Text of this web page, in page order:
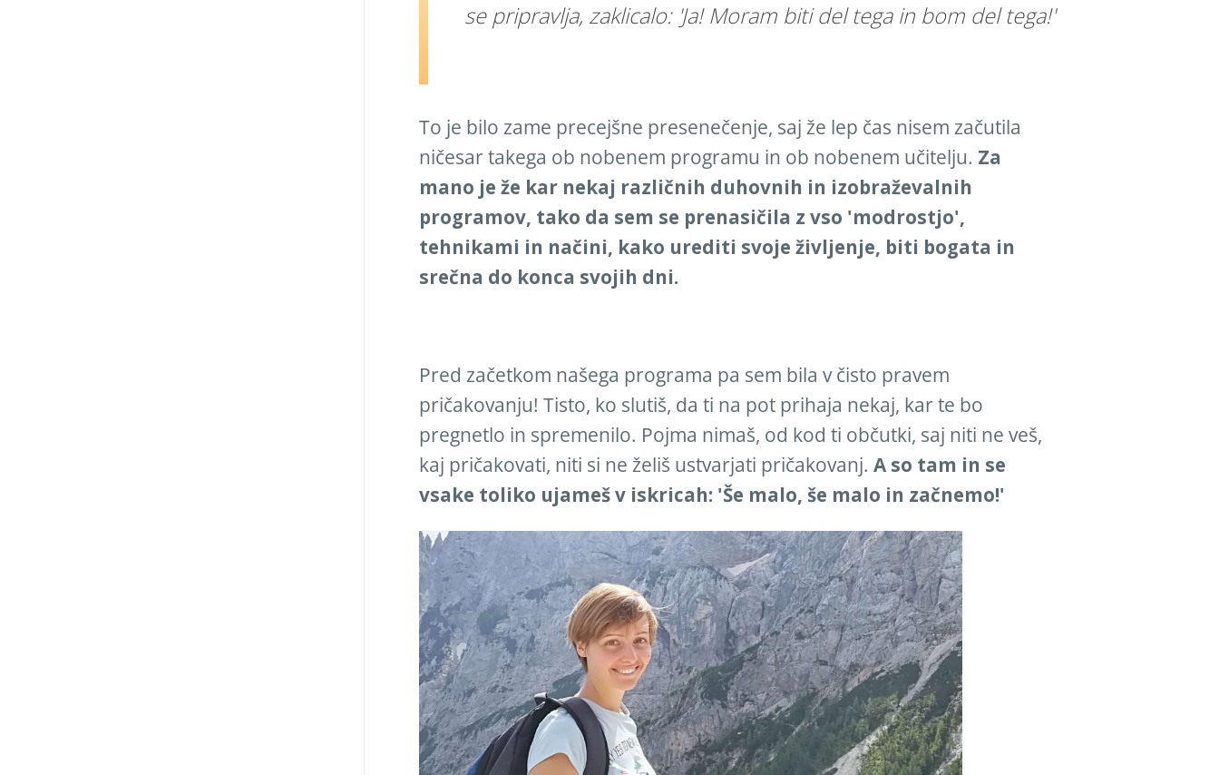
se pripravlja, zaklicalo: 'Ja! Moram biti del tega in bom del tega!'
To je bilo zame precejšne presenečenje, saj že lep čas nisem začutila
ničesar takega ob nobenem programu in ob nobenem učitelju. Za
mano je že kar nekaj različnih duhovnih in izobraževalnih
programov, tako da sem se prenasičila z vso 'modrostjo',
tehnikami in načini, kako urediti svoje življenje, biti bogata in
srečna do konca svojih dni.
Pred začetkom našega programa pa sem bila v čisto pravem
pričakovanju! Tisto, ko slutiš, da ti na pot prihaja nekaj, kar te bo
pregnetlo in spremenilo. Pojma nimaš, od kod ti občutki, saj niti ne veš,
kaj pričakovati, niti si ne želiš ustvarjati pričakovanj. A so tam in se
vsake toliko ujameš v iskricah: 'Še malo, še malo in začnemo!'